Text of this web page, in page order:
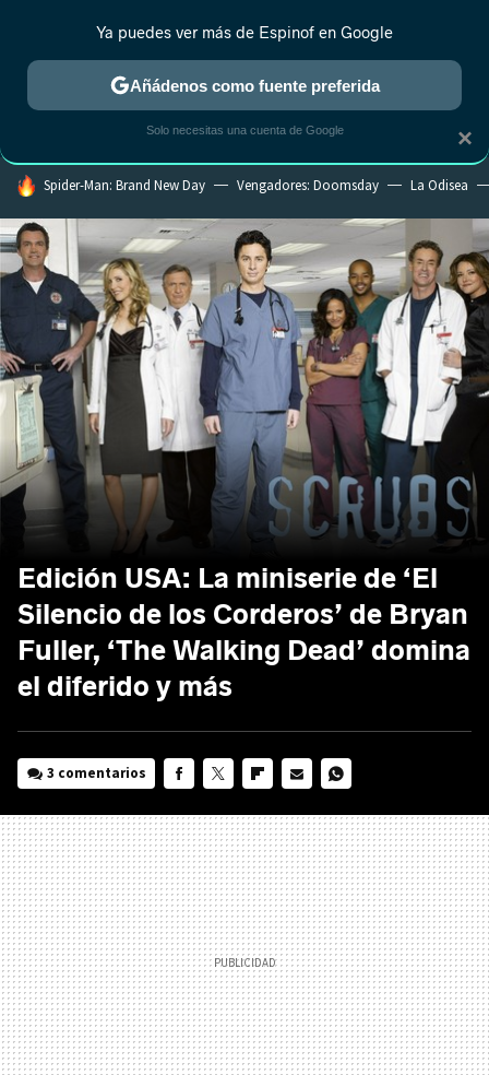
ESTRENOS REALITY ANIME RANKINGS CINE
HOY SE HABLA DE
Spider-Man: Brand New Day Vengadores: Doomsday La Odisea
Edición USA: La miniserie de ‘El
Silencio de los Corderos’ de Bryan
Fuller, ‘The Walking Dead’ domina
el diferido y más
3 comentarios
MAIL
×
Ya puedes ver más de Espinof en Google
Añádenos como fuente preferida
Solo necesitas una cuenta de Google